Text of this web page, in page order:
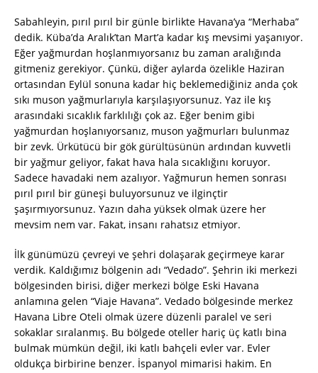
Sabahleyin, pırıl pırıl bir günle birlikte Havana’ya “Merhaba”
dedik. Küba’da Aralık’tan Mart’a kadar kış mevsimi yaşanıyor.
Eğer yağmurdan hoşlanmıyorsanız bu zaman aralığında
gitmeniz gerekiyor. Çünkü, diğer aylarda özelikle Haziran
ortasından Eylül sonuna kadar hiç beklemediğiniz anda çok
sıkı muson yağmurlarıyla karşılaşıyorsunuz. Yaz ile kış
arasındaki sıcaklık farklılığı çok az. Eğer benim gibi
yağmurdan hoşlanıyorsanız, muson yağmurları bulunmaz
bir zevk. Ürkütücü bir gök gürültüsünün ardından kuvvetli
bir yağmur geliyor, fakat hava hala sıcaklığını koruyor.
Sadece havadaki nem azalıyor. Yağmurun hemen sonrası
pırıl pırıl bir güneşi buluyorsunuz ve ilginçtir
şaşırmıyorsunuz. Yazın daha yüksek olmak üzere her
mevsim nem var. Fakat, insanı rahatsız etmiyor.
İlk günümüzü çevreyi ve şehri dolaşarak geçirmeye karar
verdik. Kaldığımız bölgenin adı “Vedado”. Şehrin iki merkezi
bölgesinden birisi, diğer merkezi bölge Eski Havana
anlamına gelen “Viaje Havana”. Vedado bölgesinde merkez
Havana Libre Oteli olmak üzere düzenli paralel ve seri
sokaklar sıralanmış. Bu bölgede oteller hariç üç katlı bina
bulmak mümkün değil, iki katlı bahçeli evler var. Evler
oldukça birbirine benzer. İspanyol mimarisi hakim. En